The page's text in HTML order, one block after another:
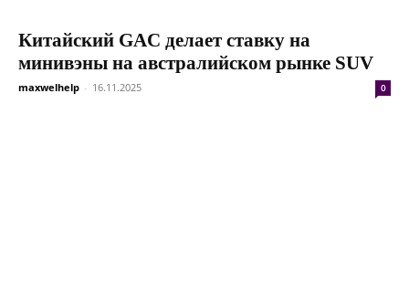
Китайский GAC делает ставку на
минивэны на австралийском рынке SUV
maxwelhelp - 16.11.2025 0